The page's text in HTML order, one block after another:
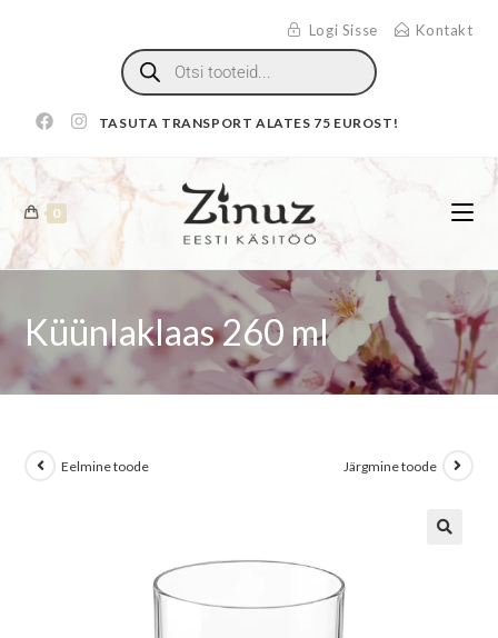
Logi Sisse Kontakt
TASUTA TRANSPORT ALATES 75 EUROST!
0
Küünlaklaas 260 ml
Eelmine toode Järgmine toode